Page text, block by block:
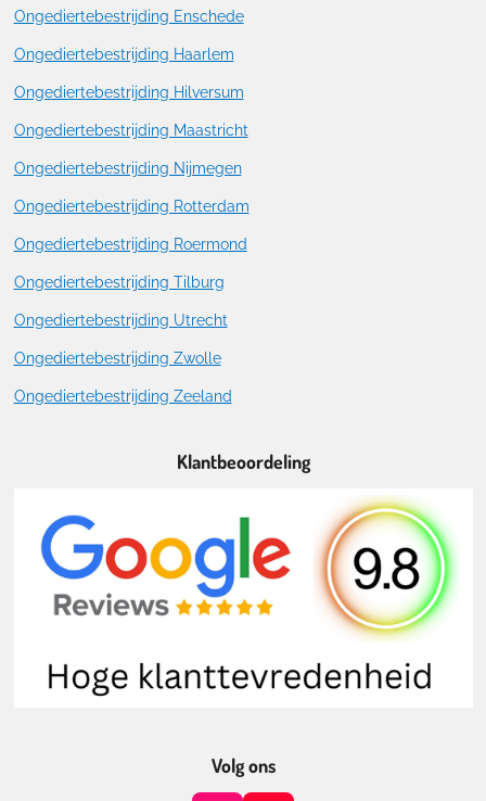
Ongediertebestrijding Enschede
Ongediertebestrijding Haarlem
Ongediertebestrijding Hilversum
Ongediertebestrijding Maastricht
Ongediertebestrijding Nijmegen
Ongediertebestrijding Rotterdam
Ongediertebestrijding Roermond
Ongediertebestrijding Tilburg
Ongediertebestrijding Utrecht
Ongediertebestrijding Zwolle
Ongediertebestrijding Zeeland
Klantbeoordeling
Volg ons